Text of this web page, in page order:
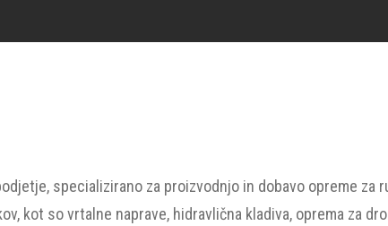
specializirano za proizvodnjo in dobavo opreme za
kot so vrtalne naprave, hidravlična kladiva, oprema za